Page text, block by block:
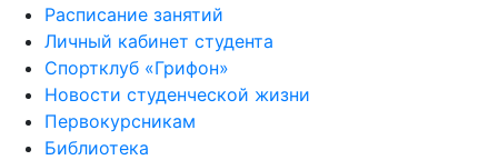
Расписание занятий
Личный кабинет студента
Спортклуб «Грифон»
Новости студенческой жизни
Первокурсникам
Библиотека